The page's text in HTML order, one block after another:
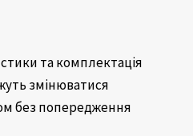
та комплектація
змінюватися
без попередження